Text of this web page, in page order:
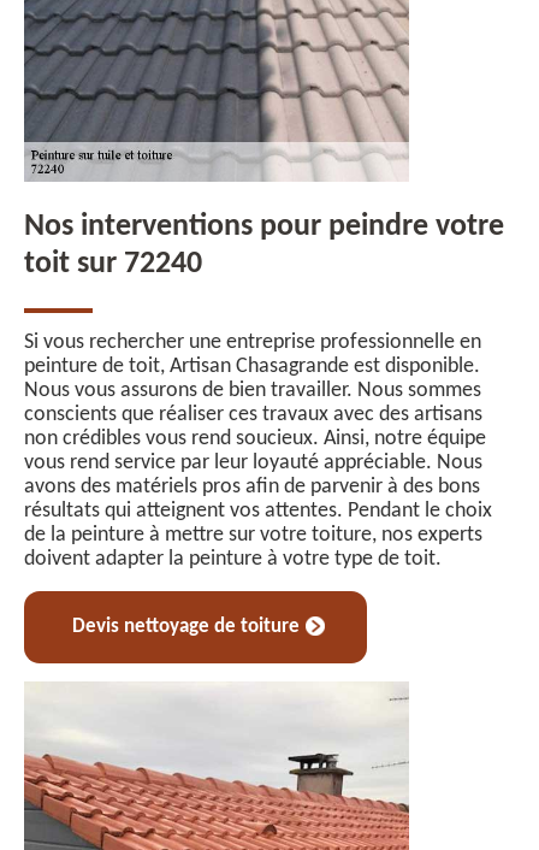
Nos interventions pour peindre votre
toit sur 72240
Si vous rechercher une entreprise professionnelle en
peinture de toit, Artisan Chasagrande est disponible.
Nous vous assurons de bien travailler. Nous sommes
conscients que réaliser ces travaux avec des artisans
non crédibles vous rend soucieux. Ainsi, notre équipe
vous rend service par leur loyauté appréciable. Nous
avons des matériels pros afin de parvenir à des bons
résultats qui atteignent vos attentes. Pendant le choix
de la peinture à mettre sur votre toiture, nos experts
doivent adapter la peinture à votre type de toit.
Devis nettoyage de toiture